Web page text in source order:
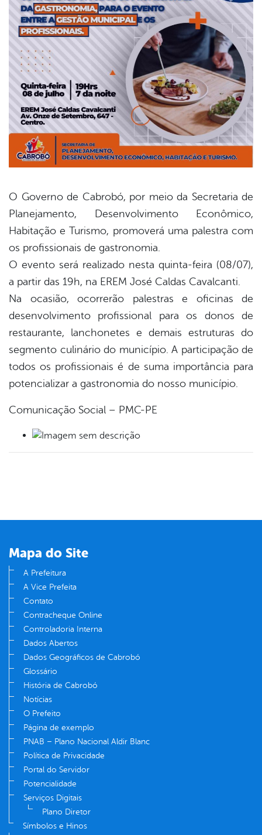
O Governo de Cabrobó, por meio da Secretaria de
Planejamento, Desenvolvimento Econômico,
Habitação e Turismo, promoverá uma palestra com
os profissionais de gastronomia.
O evento será realizado nesta quinta-feira (08/07),
a partir das 19h, na EREM José Caldas Cavalcanti.
Na ocasião, ocorrerão palestras e oficinas de
desenvolvimento profissional para os donos de
restaurante, lanchonetes e demais estruturas do
segmento culinário do município. A participação de
todos os profissionais é de suma importância para
potencializar a gastronomia do nosso município.
Comunicação Social – PMC-PE
Mapa do Site
A Prefeitura
A Vice Prefeita
Contato
Contracheque Online
Controladoria Interna
Dados Abertos
Dados Geográficos de Cabrobó
Glossário
História de Cabrobó
Notícias
O Prefeito
Página de exemplo
PNAB – Plano Nacional Aldir Blanc
Política de Privacidade
Portal do Servidor
Potencialidade
Serviços Digitais
Plano Diretor
Símbolos e Hinos